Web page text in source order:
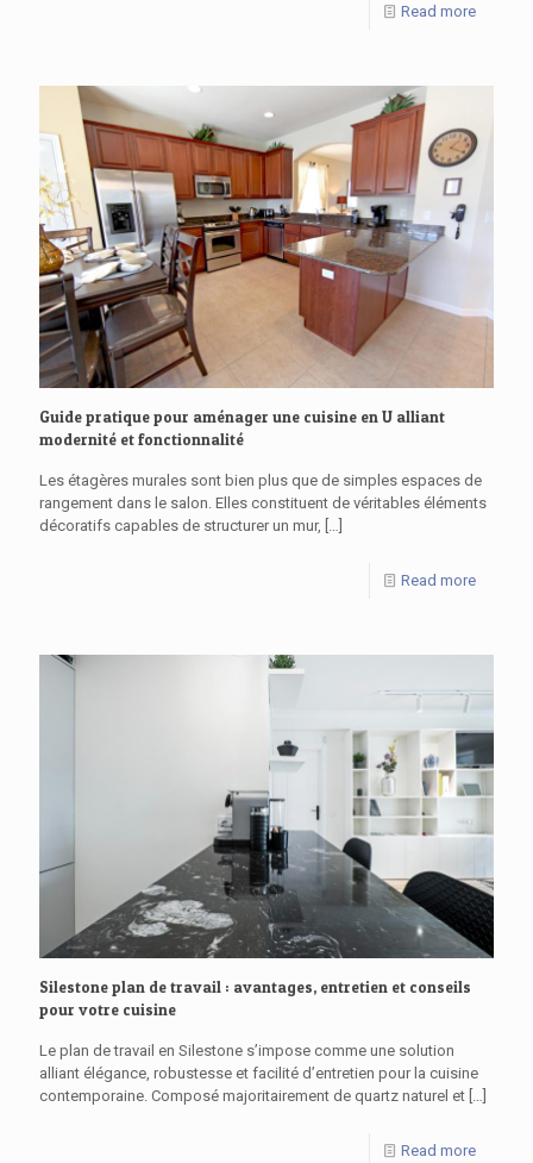
Read more
Guide pratique pour aménager une cuisine en U alliant
modernité et fonctionnalité
Les étagères murales sont bien plus que de simples espaces de
rangement dans le salon. Elles constituent de véritables éléments
décoratifs capables de structurer un mur, […]
Read more
Silestone plan de travail : avantages, entretien et conseils
pour votre cuisine
Le plan de travail en Silestone s’impose comme une solution
alliant élégance, robustesse et facilité d’entretien pour la cuisine
contemporaine. Composé majoritairement de quartz naturel et […]
Read more